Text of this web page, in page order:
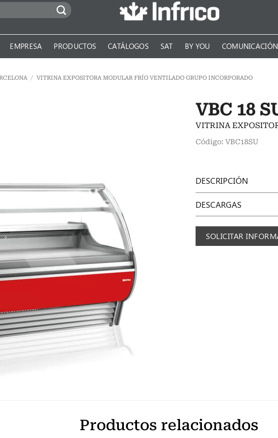
EMPRESA PRODUCTOS CATÁLOGOS SAT BY YOU COMUNICACIÓN
/ VITRINA EXPOSITORA MODULAR FRÍO VENTILADO GRUPO INCORPORADO
VBC 18
VITRINA
Código: VBC18SU
DESCRIPCIÓN
DESCARGAS
SOLICITAR
Productos relacionados